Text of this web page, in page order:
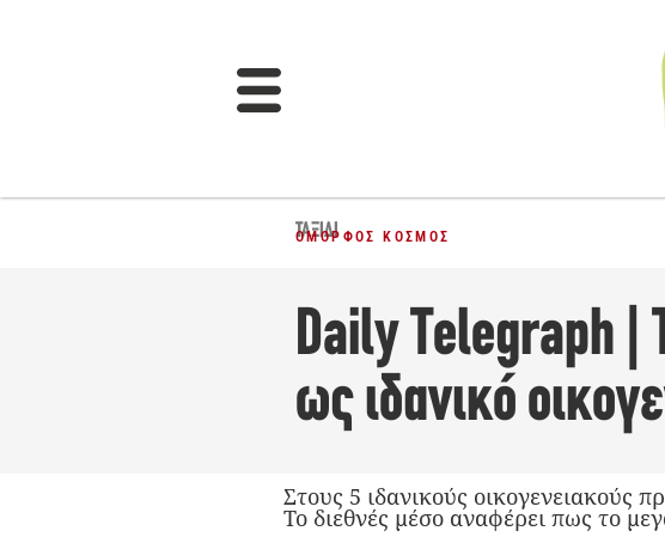
ΤΑΞΊΔΙ
ΌΜΟΡΦΟΣ ΚΌΣΜΟΣ
Daily Telegraph |
ως ιδανικό
Στους 5 ιδανικούς οικογενειακούς
Το διεθνές μέσο αναφέρει πως το